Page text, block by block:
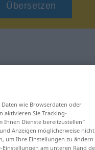
Übersetzen
wie Browserdaten oder
aktivieren Sie Tracking-
Ihnen Dienste bereitzustellen“
Anzeigen möglicherweise nicht
um Ihre Einstellungen zu ändern
am unteren Rand